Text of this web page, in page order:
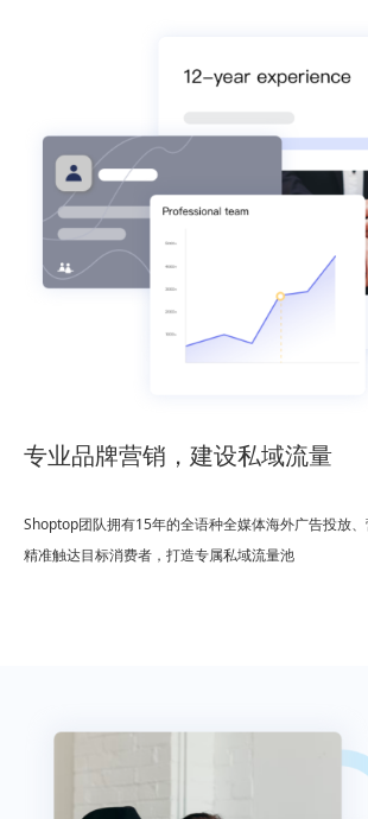
专业品牌营销，建设私域流量
Shoptop团队拥有15年的全语种全媒体海外广告投放
精准触达目标消费者，打造专属私域流量池